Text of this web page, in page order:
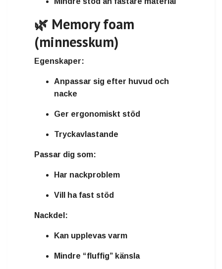
🌿 Memory foam
(minnesskum)
Egenskaper:
Anpassar sig efter huvud och
nacke
Ger ergonomiskt stöd
Tryckavlastande
Passar dig som:
Har nackproblem
Vill ha fast stöd
Nackdel:
Kan upplevas varm
Mindre “fluffig” känsla